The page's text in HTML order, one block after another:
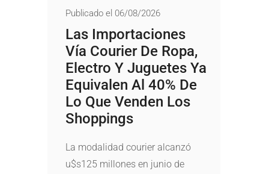
Publicado el 06/08/2026
Las Importaciones
Vía Courier De Ropa,
Electro Y Juguetes Ya
Equivalen Al 40% De
Lo Que Venden Los
Shoppings
La modalidad courier alcanzó
u$s125 millones en junio de